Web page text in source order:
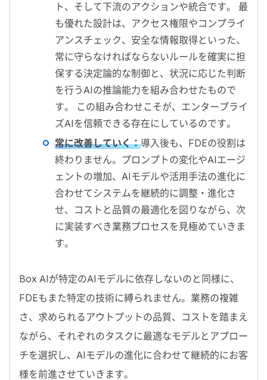
ト、そして下流のアクションや統合です。 最
も優れた設計は、アクセス権限やコンプライ
アンスチェック、安全な情報取得といった、
常に守らなければならないルールを確実に担
保する決定論的な制御と、状況に応じた判断
を行うAIの推論能力を組み合わせたもので
す。 この組み合わせこそが、エンタープライ
ズAIを信頼できる存在にしているのです。
常に改善していく：導入後も、 FDEの役割は
終わりません。プロンプトの変化やAIエージ
ェントの増加、 AIモデルや活用手法の進化に
合わせてシステムを継続的に調整・進化さ
せ、コストと品質の最適化を図りながら、次
に実装すべき業務プロセスを見極めていきま
す。
Box AIが特定のAIモデルに依存しないのと同様に、
FDEもまた特定の技術に縛られません。業務の複雑
さ、求められるアウトプットの品質、コストを踏まえ
ながら、それぞれのタスクに最適なモデルとアプロー
チを選択し、AIモデルの進化に合わせて継続的にお客
様を前進させていきます。